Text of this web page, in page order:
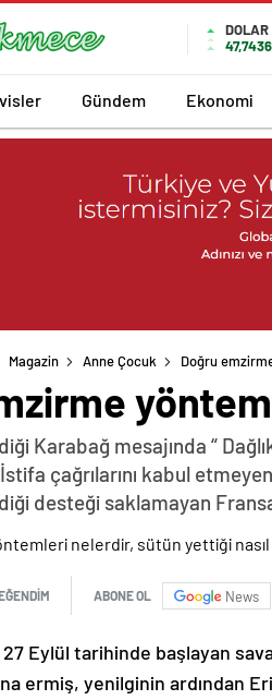
DOLAR
47,7436
Gündem Ekonomi
Magazin Anne Çocuk Doğru
Karabağ mesajında “
İstifa çağrılarını kabul
desteği saklamayan
ABONE OL News
27 Eylül tarihinde başlayan
ermiş, yenilginin ardından